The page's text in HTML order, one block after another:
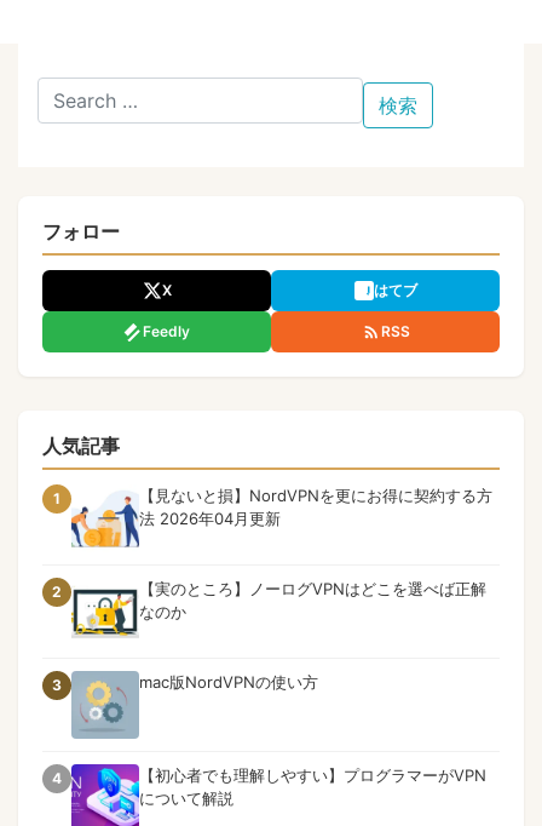
フォロー
X はてブ
Feedly RSS
人気記事
1
【見ないと損】NordVPNを更にお得に契約する方
法 2026年04月更新
2
【実のところ】ノーログVPNはどこを選べば正解
なのか
3 mac版NordVPNの使い方
4
【初心者でも理解しやすい】プログラマーがVPN
について解説